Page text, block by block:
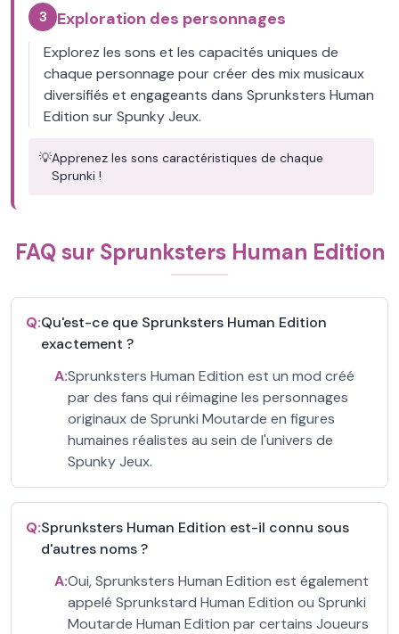
3 Exploration des personnages
Explorez les sons et les capacités uniques de
chaque personnage pour créer des mix musicaux
diversifiés et engageants dans Sprunksters Human
Edition sur Spunky Jeux.
💡Apprenez les sons caractéristiques de chaque
Sprunki !
FAQ sur Sprunksters Human Edition
Q:Qu'est-ce que Sprunksters Human Edition
exactement ?
A:Sprunksters Human Edition est un mod créé
par des fans qui réimagine les personnages
originaux de Sprunki Moutarde en figures
humaines réalistes au sein de l'univers de
Spunky Jeux.
Q:Sprunksters Human Edition est-il connu sous
d'autres noms ?
A:Oui, Sprunksters Human Edition est également
appelé Sprunkstard Human Edition ou Sprunki
Moutarde Human Edition par certains Joueurs